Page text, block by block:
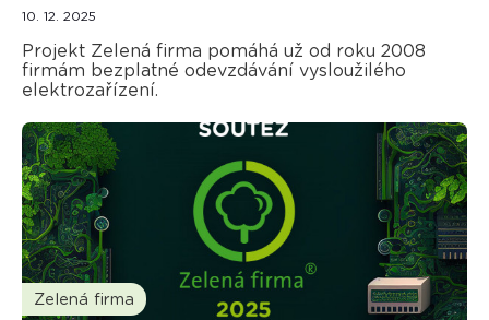
10. 12. 2025
Projekt Zelená firma pomáhá už od roku 2008
firmám bezplatné odevzdávání vysloužilého
elektrozařízení.
Zelená firma